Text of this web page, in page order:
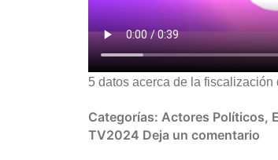
5 datos acerca de la
Categorías: Actores Políticos,
TV2024 Deja un comentario